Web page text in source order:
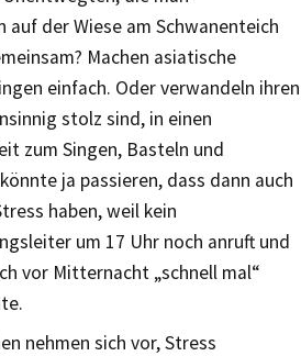
auf der Wiese am Schwanenteich
Machen asiatische
einfach. Oder verwandeln ihren
stolz sind, in einen
zum Singen, Basteln und
ja passieren, dass dann auch
haben, weil kein
um 17 Uhr noch anruft und
vor Mitternacht „schnell mal“
nehmen sich vor, Stress